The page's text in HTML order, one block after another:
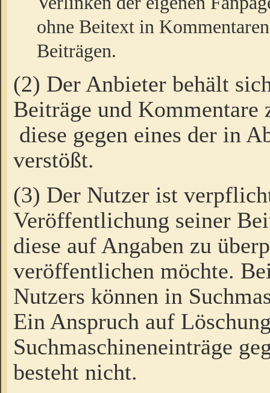
ohne Beitext in
Beiträgen.
(2) Der Anbieter behält
Beiträge und Kommentare
diese gegen eines der in
verstößt.
(3) Der Nutzer ist
Veröffentlichung seiner
diese auf Angaben zu
veröffentlichen möchte.
Nutzers können in
Ein Anspruch auf
Suchmaschineneinträge
besteht nicht.